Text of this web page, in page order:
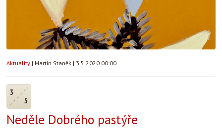
Aktuality | Martin Staněk | 3.5.2020 00:00
3
5
Neděle Dobrého pastýře